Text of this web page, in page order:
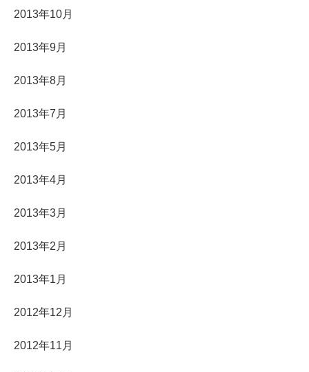
2013年10月
2013年9月
2013年8月
2013年7月
2013年5月
2013年4月
2013年3月
2013年2月
2013年1月
2012年12月
2012年11月